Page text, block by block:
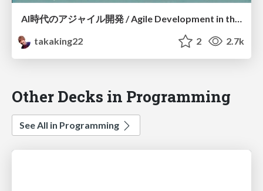
AI時代のアジャイル開発 / Agile Development in the AI Era
takaking22
2 2.7k
Other Decks in Programming
See All in Programming